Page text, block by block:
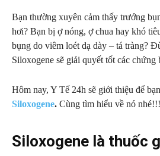
Bạn thường xuyên cảm thấy trướng
hơi? Bạn bị ợ nóng, ợ chua hay khó
bụng do viêm loét dạ dày – tá tràng?
Siloxogene sẽ giải quyết tốt các chứng
Hôm nay, Y Tế 24h sẽ giới thiệu để
Siloxogene. Cùng tìm hiểu về nó nhé!!!
Siloxogene là thuốc